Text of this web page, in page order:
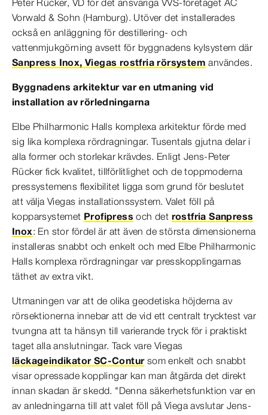
Peter Rücker, VD för det ansvariga VVS-företaget AC
Vorwald & Sohn (Hamburg). Utöver det installerades
också en anläggning för destillering- och
vattenmjukgörning avsett för byggnadens kylsystem där
Sanpress Inox, Viegas rostfria rörsystem användes.
Byggnadens arkitektur var en utmaning vid
installation av rörledningarna
Elbe Philharmonic Halls komplexa arkitektur förde med
sig lika komplexa rördragningar. Tusentals gjutna delar i
alla former och storlekar krävdes. Enligt Jens-Peter
Rücker fick kvalitet, tillförlitlighet och de toppmoderna
pressystemens flexibilitet ligga som grund för beslutet
att välja Viegas installationssystem. Valet föll på
kopparsystemet Profipress och det rostfria Sanpress
Inox: En stor fördel är att även de största dimensionerna
installeras snabbt och enkelt och med Elbe Philharmonic
Halls komplexa rördragningar var presskopplingarnas
täthet av extra vikt.
Utmaningen var att de olika geodetiska höjderna av
rörsektionerna innebar att de vid ett centralt trycktest var
tvungna att ta hänsyn till varierande tryck för i praktiskt
taget alla anslutningar. Tack vare Viegas
läckageindikator SC-Contursom enkelt och snabbt
visar opressade kopplingar kan man åtgärda det direkt
innan skadan är skedd. "Denna säkerhetsfunktion var en
av anledningarna till att valet föll på Viega avslutar Jens-